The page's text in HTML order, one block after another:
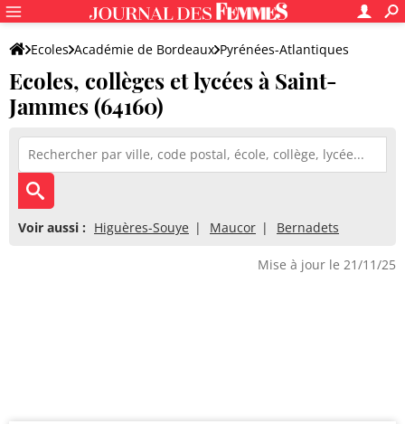
Ecoles Académie de Bordeaux Pyrénées-Atlantiques
Ecoles, collèges et lycées à Saint-
Jammes (64160)
Voir aussi : Higuères-Souye Maucor Bernadets
Mise à jour le 21/11/25